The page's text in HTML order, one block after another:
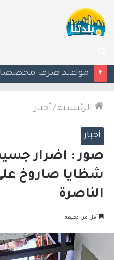
عن
الرئيسية / أخبار
أخبار
صور : اضرار
شظايا صاروخ
الناصرة
أقل من دقيقة